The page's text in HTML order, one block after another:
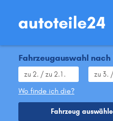
Fahrzeugauswahl nach
Wo finde ich die?
Fahrzeug